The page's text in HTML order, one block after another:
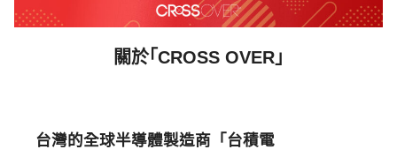
關於「CROSS OVER」
台灣的全球半導體製造商「台積電